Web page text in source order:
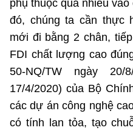
phụ thuộc quá nhiều
đó, chúng ta cần thực
mới đi bằng 2 chân,
FDI chất lượng cao
50-NQ/TW ngày 20/
17/4/2020) của Bộ
các dự án công nghệ
có tính lan tỏa, tạo